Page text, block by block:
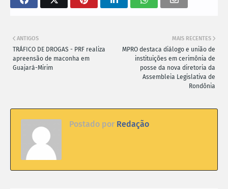
MAIS RECENTES
MPRO destaca diálogo e união de
instituições em cerimônia de
posse da nova diretoria da
Assembleia Legislativa de
Rondônia
ANTIGOS
TRÁFICO DE DROGAS - PRF realiza
apreensão de maconha em
Guajará-Mirim
Postado por Redação